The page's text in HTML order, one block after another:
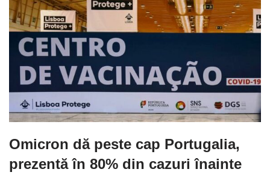
Omicron dă peste cap Portugalia,
prezentă în 80% din cazuri înainte